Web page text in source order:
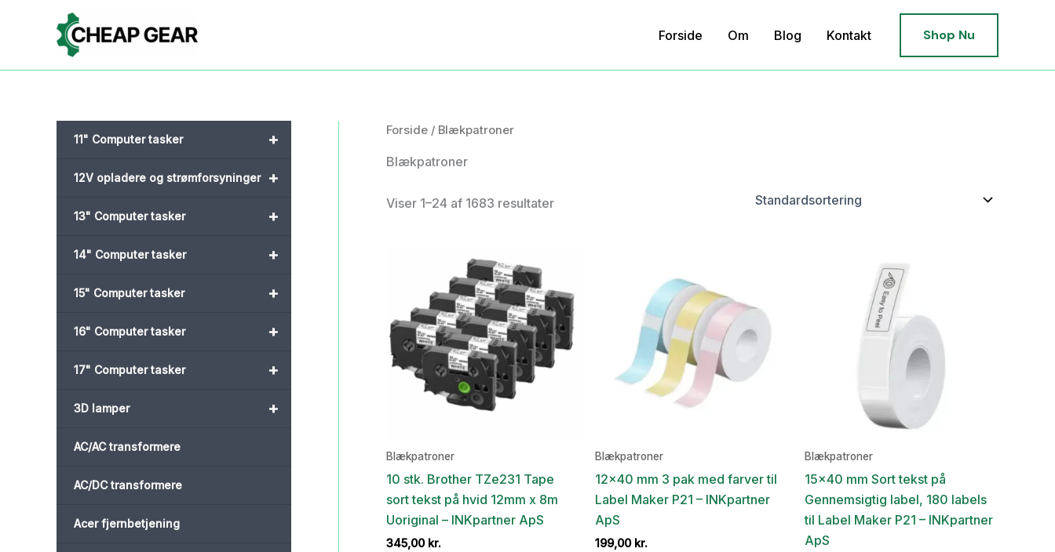
Forside Om Blog Kontakt Shop Nu
+
11" Computer tasker
+
12V opladere og strømforsyninger
+
13" Computer tasker
+
14" Computer tasker
+
15" Computer tasker
+
16" Computer tasker
+
17" Computer tasker
+
3D lamper
AC/AC transformere
AC/DC transformere
Acer fjernbetjening
Forside / Blækpatroner
Blækpatroner
Viser 1–24 af 1683 resultater
Blækpatroner
10 stk. Brother TZe231 Tape
sort tekst på hvid 12mm x 8m
Uoriginal – INKpartner ApS
345,00 kr.
Blækpatroner
12×40 mm 3 pak med farver til
Label Maker P21 – INKpartner
ApS
199,00 kr.
Blækpatroner
15×40 mm Sort tekst på
Gennemsigtig label, 180 labels
til Label Maker P21 – INKpartner
ApS